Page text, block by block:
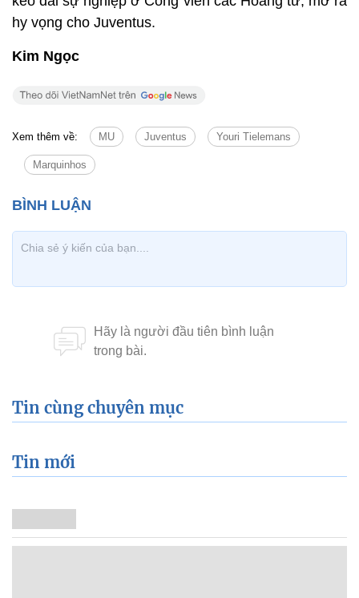
hy vọng cho Juventus.
Kim Ngọc
Xem thêm về: MU Juventus Youri Tielemans
Marquinhos
Tin cùng chuyên mục
Tin mới